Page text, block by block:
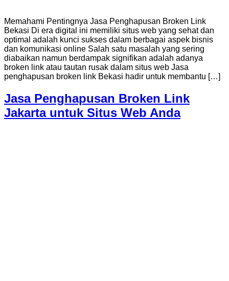
Memahami Pentingnya Jasa Penghapusan Broken Link
Bekasi Di era digital ini memiliki situs web yang sehat dan
optimal adalah kunci sukses dalam berbagai aspek bisnis
dan komunikasi online Salah satu masalah yang sering
diabaikan namun berdampak signifikan adalah adanya
broken link atau tautan rusak dalam situs web Jasa
penghapusan broken link Bekasi hadir untuk membantu […]
Jasa Penghapusan Broken Link
Jakarta untuk Situs Web Anda